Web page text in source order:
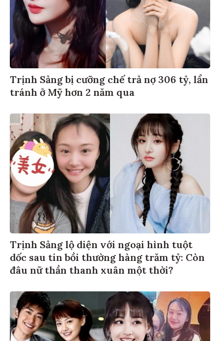
Trịnh Sảng bị cưỡng chế trả nợ 306 tỷ, lẩn
tránh ở Mỹ hơn 2 năm qua
Trịnh Sảng lộ diện với ngoại hình tuột
dốc sau tin bồi thường hàng trăm tỷ: Còn
đâu nữ thần thanh xuân một thời?